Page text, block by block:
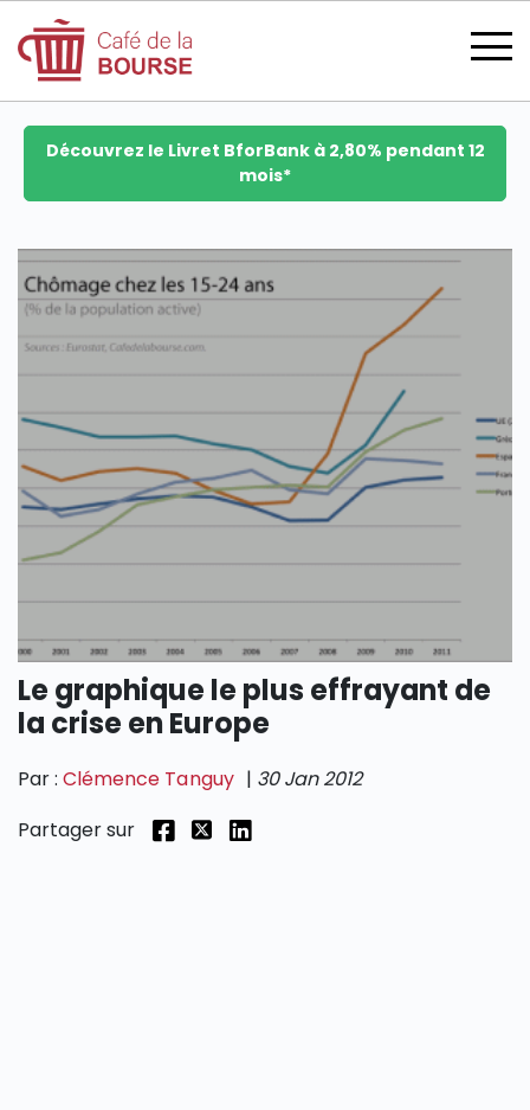
se connecter
devenir membre
CATÉGORIES
Découvrez le Livret BforBank à 2,80% pendant 12
mois*
Le graphique le plus effrayant de
la crise en Europe
Par :Clémence Tanguy | 30 Jan 2012
Partager sur